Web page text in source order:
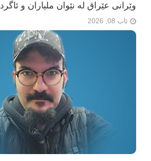
وێرانی عێراق لە نێوان ملیاران و ئاگردا
ئاب 08, 2026